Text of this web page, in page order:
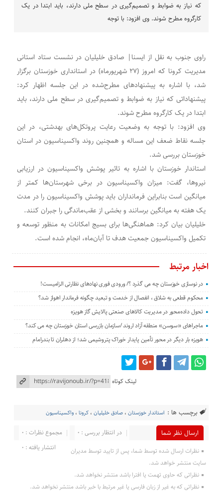
که نیاز به ضوابط و تصمیم‌گیری در سطح ملی دارند، باید ابتدا در یک
کارگروه مطرح شوند. وی افزود: با توجه
راوی جنوب به نقل از ایسنا| صادق خلیلیان در نشست ستاد استانی
مدیریت کرونا که امروز (۲۷ شهریورماه) در استانداری خوزستان برگزار
شد، با اشاره به پیشنهادهای مطرح‌شده در این جلسه اظهار کرد:
پیشنهاداتی که نیاز به ضوابط و تصمیم‌گیری در سطح ملی دارند، باید
ابتدا در یک کارگروه مطرح شوند.
وی افزود: با توجه به وضعیت رعایت پروتکل‌های بهدشتی، در این
جلسه نقاط ضعف این مساله و همچنین روند واکسیناسیون در استان
خوزستان بررسی شد.
استاندار خوزستان با اشاره به تاثیر پوشش واکسیناسیون در ارزیابی
نیروها، گفت: میزان واکسیناسیون در برخی شهرستان‌ها کمتر از
میانگین است بنابراین فرمانداران باید پوشش واکسیناسیون را در مدت
یک هفته به میانگین برسانند و بخشی از عقب‌ماندگی را جبران کنند.
خلیلیان بیان کرد: هماهنگی‌ها برای بسیج امکانات به منظور توسعه و
تکمیل واکسیناسیون جمعیت هدف تا آبان‌ماه، انجام شده است.
اخبار مرتبط
در نوسازی خوزستان چه می گذرد ؟/ ورودی فوری نهادهای نظارتی الزامیست!
محکوم قطعی به شلاق ، انفصال از خدمت و تبعید چگونه فرماندار اهواز شد؟
تحول داده‌محور در مدیریت کالاهای صنعتی پالایش گاز هویزه
ماجراهای «سوسن» منطقه آزاد اروند /سازمان بازرسی استان خوزستان چه می کند؟
هویزه بار دیگر در محور تأمین پایدار خوراک پتروشیمی شد؛ از دهلران تا بندرامام
لینک کوتاه
برچسب ها : استاندار خوزستان ،صادق خلیلیان ،کرونا ،واکسیناسیون
ارسال نظر شما مجموع نظرات : 0
در انتظار بررسی : 0
انتشار یافته : 0
نظرات ارسال شده توسط شما، پس از تایید توسط مدیران
سایت منتشر خواهد شد.
نظراتی که حاوی تهمت یا افترا باشد منتشر نخواهد شد.
نظراتی که به غیر از زبان فارسی یا غیر مرتبط با خبر باشد منتشر نخواهد شد.